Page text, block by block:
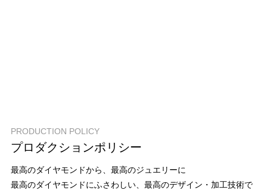
PRODUCTION POLICY
プロダクションポリシー
最高のダイヤモンドから、最高のジュエリーに
最高のダイヤモンドにふさわしい、最高のデザイン・加工技術で